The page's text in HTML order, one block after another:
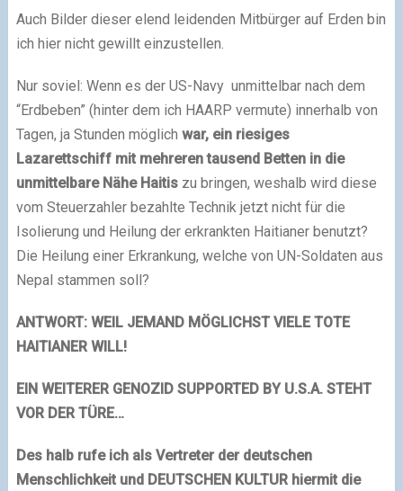
Auch Bilder dieser elend leidenden Mitbürger auf Erden bin
ich hier nicht gewillt einzustellen.
Nur soviel: Wenn es der US-Navy unmittelbar nach dem
“Erdbeben” (hinter dem ich HAARP vermute) innerhalb von
Tagen, ja Stunden möglich war,ein riesiges
Lazarettschiff mit mehreren tausend Betten in die
unmittelbare Nähe Haitiszu bringen, weshalb wird diese
vom Steuerzahler bezahlte Technik jetzt nicht für die
Isolierung und Heilung der erkrankten Haitianer benutzt?
Die Heilung einer Erkrankung, welche von UN-Soldaten aus
Nepal stammen soll?
ANTWORT: WEIL JEMAND MÖGLICHST VIELE TOTE
HAITIANER WILL!
EIN WEITERER GENOZID SUPPORTED BY U.S.A. STEHT
VOR DER TÜRE…
Des halb rufe ich als Vertreter der deutschen
Menschlichkeit und DEUTSCHEN KULTUR hiermit die